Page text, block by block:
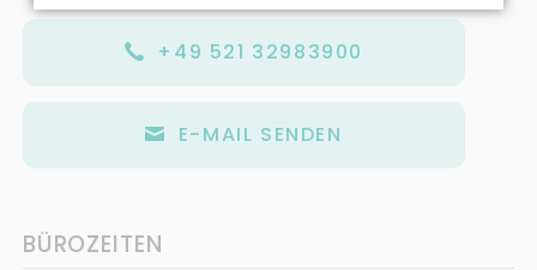
+49 521 32983900
E-MAIL SENDEN
BÜROZEITEN